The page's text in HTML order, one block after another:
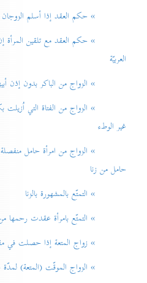
» حكم العقد إذا أسلم الزوجان
» حكم العقد مع تلقين المرأة
العربيّة
» الزواج من الباكر بدون إذن
» الزواج من الفتاة التي اُزيلت
غير الوطء
» الزواج من امرأة حامل منفصلة
حامل من زنا
» التمتّع بالمشهورة بالزنا
» التمتّع بامرأة عقدت رحمها
» زواج المتعة إذا حصلت في
» الزواج الموقّت (المتعة) لمدّة